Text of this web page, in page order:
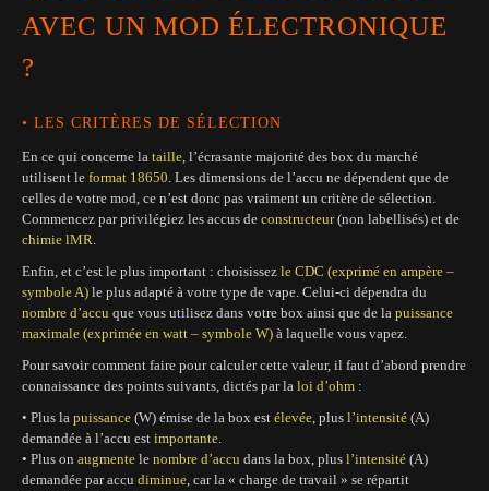
AVEC UN MOD ÉLECTRONIQUE
?
• LES CRITÈRES DE SÉLECTION
En ce qui concerne la taille, l’écrasante majorité des box du marché
utilisent le format 18650. Les dimensions de l’accu ne dépendent que de
celles de votre mod, ce n’est donc pas vraiment un critère de sélection.
Commencez par privilégiez les accus de constructeur(non labellisés) et de
chimie lMR.
Enfin, et c’est le plus important : choisissez le CDC (exprimé en ampère –
symbole A) le plus adapté à votre type de vape. Celui-ci dépendra du
nombre d’accu que vous utilisez dans votre box ainsi que de la puissance
maximale (exprimée en watt – symbole W) à laquelle vous vapez.
Pour savoir comment faire pour calculer cette valeur, il faut d’abord prendre
connaissance des points suivants, dictés par la loi d’ohm :
• Plus la puissance (W) émise de la box est élevée, plus l’intensité (A)
demandée à l’accu est importante.
• Plus on augmente le nombre d’accu dans la box, plus l’intensité (A)
demandée par accu diminue, car la « charge de travail » se répartit